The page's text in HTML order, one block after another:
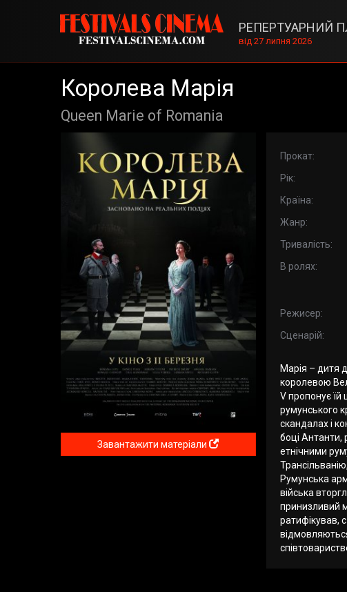
РЕПЕРТУАРНИЙ
від 27 липня 2026
Королева Марія
Queen Marie of Romania
Завантажити матеріали
Прокат:
Рік:
Країна:
Жанр:
Тривалість:
В ролях:
Режисер:
Сценарій:
Марія – дитя
королевою
V пропонує їй
румунського
скандалах і
боці Антанти,
етнічними
Румунська
війська
принизливий
ратифікував,